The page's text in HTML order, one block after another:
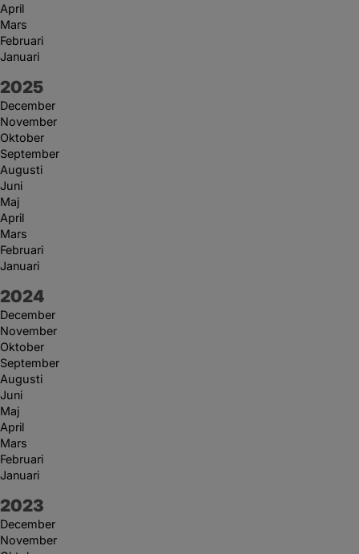
April
Mars
Februari
Januari
År:
2025
December
November
Oktober
September
Augusti
Juni
Maj
April
Mars
Februari
Januari
År:
2024
December
November
Oktober
September
Augusti
Juni
Maj
April
Mars
Februari
Januari
År:
2023
December
November